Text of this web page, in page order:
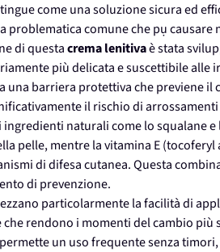
come una soluzione sicura ed
problematica comune che pụ
di questacrema lenitivaè stata
più delicata e suscettibile alle
una barriera protettiva che previene
il rischio di
ingredienti naturali come lo squalane
pelle, mentre la vitamina E
di difesa cutanea. Questa
di prevenzione.
particolarmente la facilità di
rendono i momenti del cambio
un uso frequente senza